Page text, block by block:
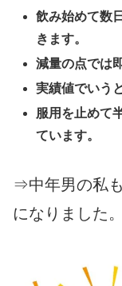
飲み始めて数
きます。
減量の点では
実績値でいう
服用を止めて
ています。
⇒中年男の私
になりました。